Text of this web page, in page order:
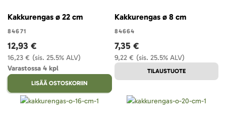
Kakkurengas ø 22 cm
84671
(sis. 25.5% ALV)
16,23 €
12,93 €
Varastossa 4 kpl
LISÄÄ OSTOSKORIIN
Kakkurengas ø 8 cm
84664
(sis. 25.5% ALV)
9,22 €
7,35 €
TILAUSTUOTE